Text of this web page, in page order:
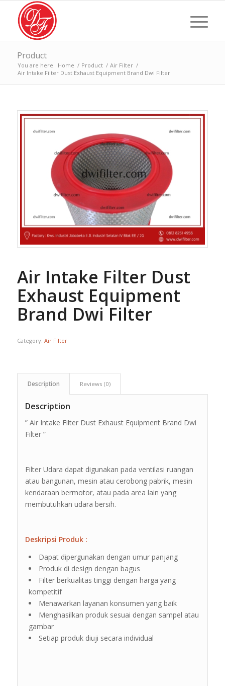
Product
You are here: Home / Product / Air Filter /
Air Intake Filter Dust Exhaust Equipment Brand Dwi Filter
Air Intake Filter Dust
Exhaust Equipment
Brand Dwi Filter
Category: Air Filter
Description Reviews (0)
Description
” Air Intake Filter Dust Exhaust Equipment Brand Dwi
Filter ”
Filter Udara dapat digunakan pada ventilasi ruangan
atau bangunan, mesin atau cerobong pabrik, mesin
kendaraan bermotor, atau pada area lain yang
membutuhkan udara bersih.
Deskripsi Produk :
Dapat dipergunakan dengan umur panjang
Produk di design dengan bagus
Filter berkualitas tinggi dengan harga yang
kompetitif
Menawarkan layanan konsumen yang baik
Menghasilkan produk sesuai dengan sampel atau
gambar
Setiap produk diuji secara individual